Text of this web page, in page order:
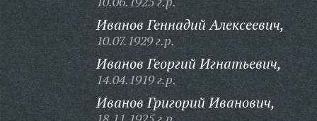
Иванов Геннадий Алексеевич,
10.07.1929 г.р.
Иванов Георгий Игнатьевич,
14.04.1919 г.р.
Иванов Григорий Иванович,